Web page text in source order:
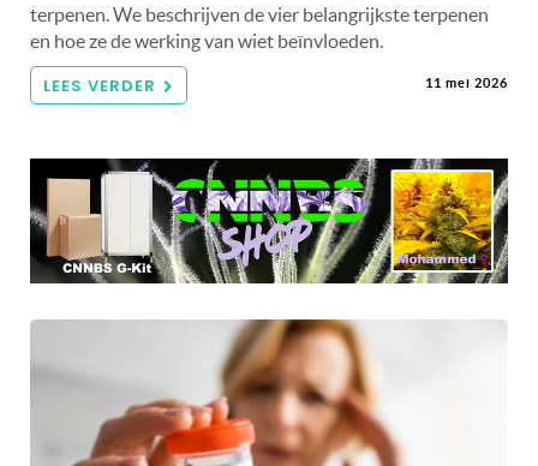
terpenen. We beschrijven de vier belangrijkste terpenen
en hoe ze de werking van wiet beïnvloeden.
LEES VERDER 11 mei 2026